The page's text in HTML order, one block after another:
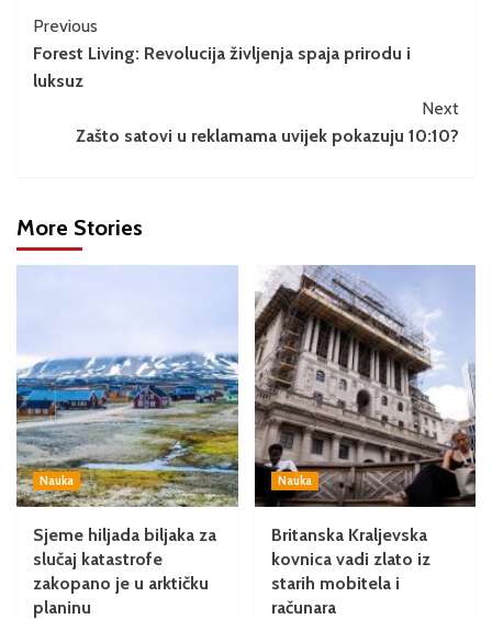
Previous
Forest Living: Revolucija življenja spaja prirodu i
luksuz
Next
Zašto satovi u reklamama uvijek pokazuju 10:10?
More Stories
Nauka
Sjeme hiljada biljaka za
slučaj katastrofe
zakopano je u arktičku
planinu
Nauka
Britanska Kraljevska
kovnica vadi zlato iz
starih mobitela i
računara